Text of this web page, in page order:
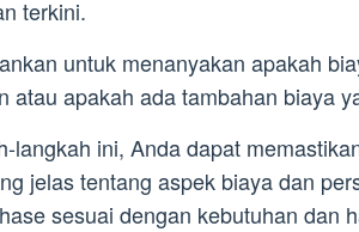
terkini.
untuk menanyakan apakah
atau apakah ada tambahan biaya
langkah ini, Anda dapat
jelas tentang aspek biaya dan
sesuai dengan kebutuhan dan